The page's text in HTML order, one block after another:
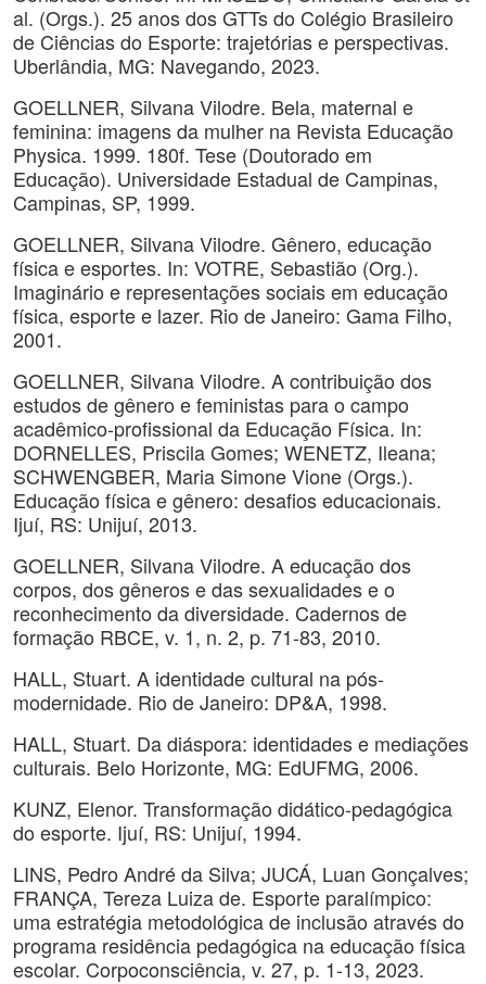
al. (Orgs.). 25 anos dos GTTs do Colégio Brasileiro
de Ciências do Esporte: trajetórias e perspectivas.
Uberlândia, MG: Navegando, 2023.
GOELLNER, Silvana Vilodre. Bela, maternal e
feminina: imagens da mulher na Revista Educação
Physica. 1999. 180f. Tese (Doutorado em
Educação). Universidade Estadual de Campinas,
Campinas, SP, 1999.
GOELLNER, Silvana Vilodre. Gênero, educação
física e esportes. In: VOTRE, Sebastião (Org.).
Imaginário e representações sociais em educação
física, esporte e lazer. Rio de Janeiro: Gama Filho,
2001.
GOELLNER, Silvana Vilodre. A contribuição dos
estudos de gênero e feministas para o campo
acadêmico-profissional da Educação Física. In:
DORNELLES, Priscila Gomes; WENETZ, Ileana;
SCHWENGBER, Maria Simone Vione (Orgs.).
Educação física e gênero: desafios educacionais.
Ijuí, RS: Unijuí, 2013.
GOELLNER, Silvana Vilodre. A educação dos
corpos, dos gêneros e das sexualidades e o
reconhecimento da diversidade. Cadernos de
formação RBCE, v. 1, n. 2, p. 71-83, 2010.
HALL, Stuart. A identidade cultural na pós-
modernidade. Rio de Janeiro: DP&A, 1998.
HALL, Stuart. Da diáspora: identidades e mediações
culturais. Belo Horizonte, MG: EdUFMG, 2006.
KUNZ, Elenor. Transformação didático-pedagógica
do esporte. Ijuí, RS: Unijuí, 1994.
LINS, Pedro André da Silva; JUCÁ, Luan Gonçalves;
FRANÇA, Tereza Luiza de. Esporte paralímpico:
uma estratégia metodológica de inclusão através do
programa residência pedagógica na educação física
escolar. Corpoconsciência, v. 27, p. 1-13, 2023.